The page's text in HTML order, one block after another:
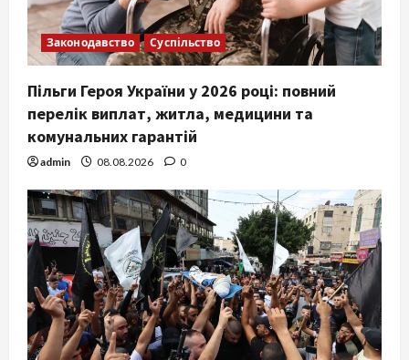
Законодавство Суспільство
Пільги Героя України у 2026 році: повний
перелік виплат, житла, медицини та
комунальних гарантій
admin 08.08.2026 0